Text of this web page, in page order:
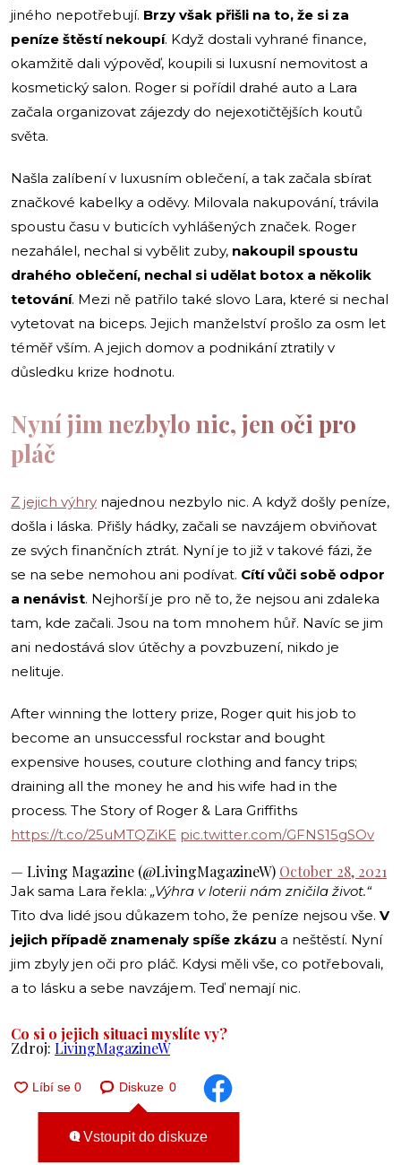
jiného nepotřebují. Brzy však přišli na to, že si za
peníze štěstí nekoupí. Když dostali vyhrané finance,
okamžitě dali výpověď, koupili si luxusní nemovitost a
kosmetický salon. Roger si pořídil drahé auto a Lara
začala organizovat zájezdy do nejexotičtějších koutů
světa.
Našla zalíbení v luxusním oblečení, a tak začala sbírat
značkové kabelky a oděvy. Milovala nakupování, trávila
spoustu času v buticích vyhlášených značek. Roger
nezahálel, nechal si vybělit zuby, nakoupil spoustu
drahého oblečení, nechal si udělat botox a několik
tetování. Mezi ně patřilo také slovo Lara, které si nechal
vytetovat na biceps. Jejich manželství prošlo za osm let
téměř vším. A jejich domov a podnikání ztratily v
důsledku krize hodnotu.
Nyní jim nezbylo nic, jen oči pro
pláč
Z jejich výhry najednou nezbylo nic. A když došly peníze,
došla i láska. Přišly hádky, začali se navzájem obviňovat
ze svých finančních ztrát. Nyní je to již v takové fázi, že
se na sebe nemohou ani podívat. Cítí vůči sobě odpor
a nenávist. Nejhorší je pro ně to, že nejsou ani zdaleka
tam, kde začali. Jsou na tom mnohem hůř. Navíc se jim
ani nedostává slov útěchy a povzbuzení, nikdo je
nelituje.
After winning the lottery prize, Roger quit his job to
become an unsuccessful rockstar and bought
expensive houses, couture clothing and fancy trips;
draining all the money he and his wife had in the
process. The Story of Roger & Lara Griffiths
https://t.co/25uMTQZiKE pic.twitter.com/GFNS15gSOv
— Living Magazine (@LivingMagazineW) October 28, 2021
Jak sama Lara řekla: „Výhra v loterii nám zničila život.“
Tito dva lidé jsou důkazem toho, že peníze nejsou vše. V
jejich případě znamenaly spíše zkázu a neštěstí. Nyní
jim zbyly jen oči pro pláč. Kdysi měli vše, co potřebovali,
a to lásku a sebe navzájem. Teď nemají nic.
Co si o jejich situaci myslíte vy?
Zdroj: LivingMagazineW
Diskuze 0
Vstoupit do diskuze